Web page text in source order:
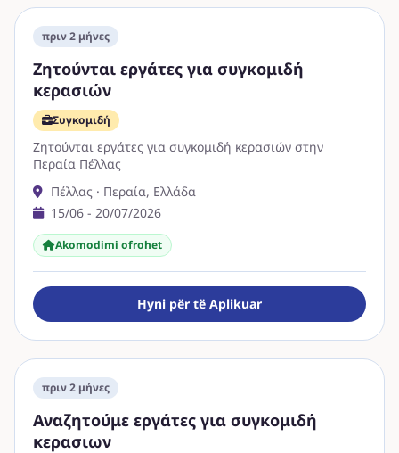
πριν 2 μήνες
Ζητούνται εργάτες για συγκομιδή
κερασιών
Συγκομιδή
Ζητούνται εργάτες για συγκομιδή κερασιών στην
Περαία Πέλλας
Πέλλας · Περαία, Ελλάδα
15/06 - 20/07/2026
Akomodimi ofrohet
Hyni për të Aplikuar
πριν 2 μήνες
Αναζητούμε εργάτες για συγκομιδή
κερασιων